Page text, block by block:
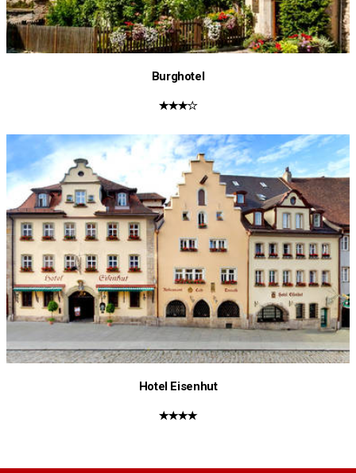
Burghotel
★★★☆
Hotel Eisenhut
★★★★